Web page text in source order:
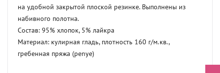
на удобной закрытой плоской резинке. Выполнены из
набивного полотна.
Состав: 95% хлопок, 5% лайкра
Материал: кулирная гладь, плотность 160 г/м.кв.,
гребенная пряжа (penye)